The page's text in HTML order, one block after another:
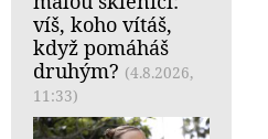
víš, koho vítáš,
když pomáháš
druhým? (4.8.2026,
11:33)